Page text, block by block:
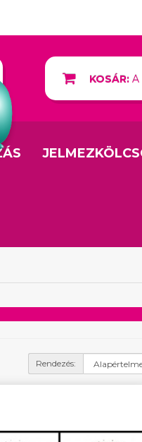
KOSÁR: A
Rendezés: